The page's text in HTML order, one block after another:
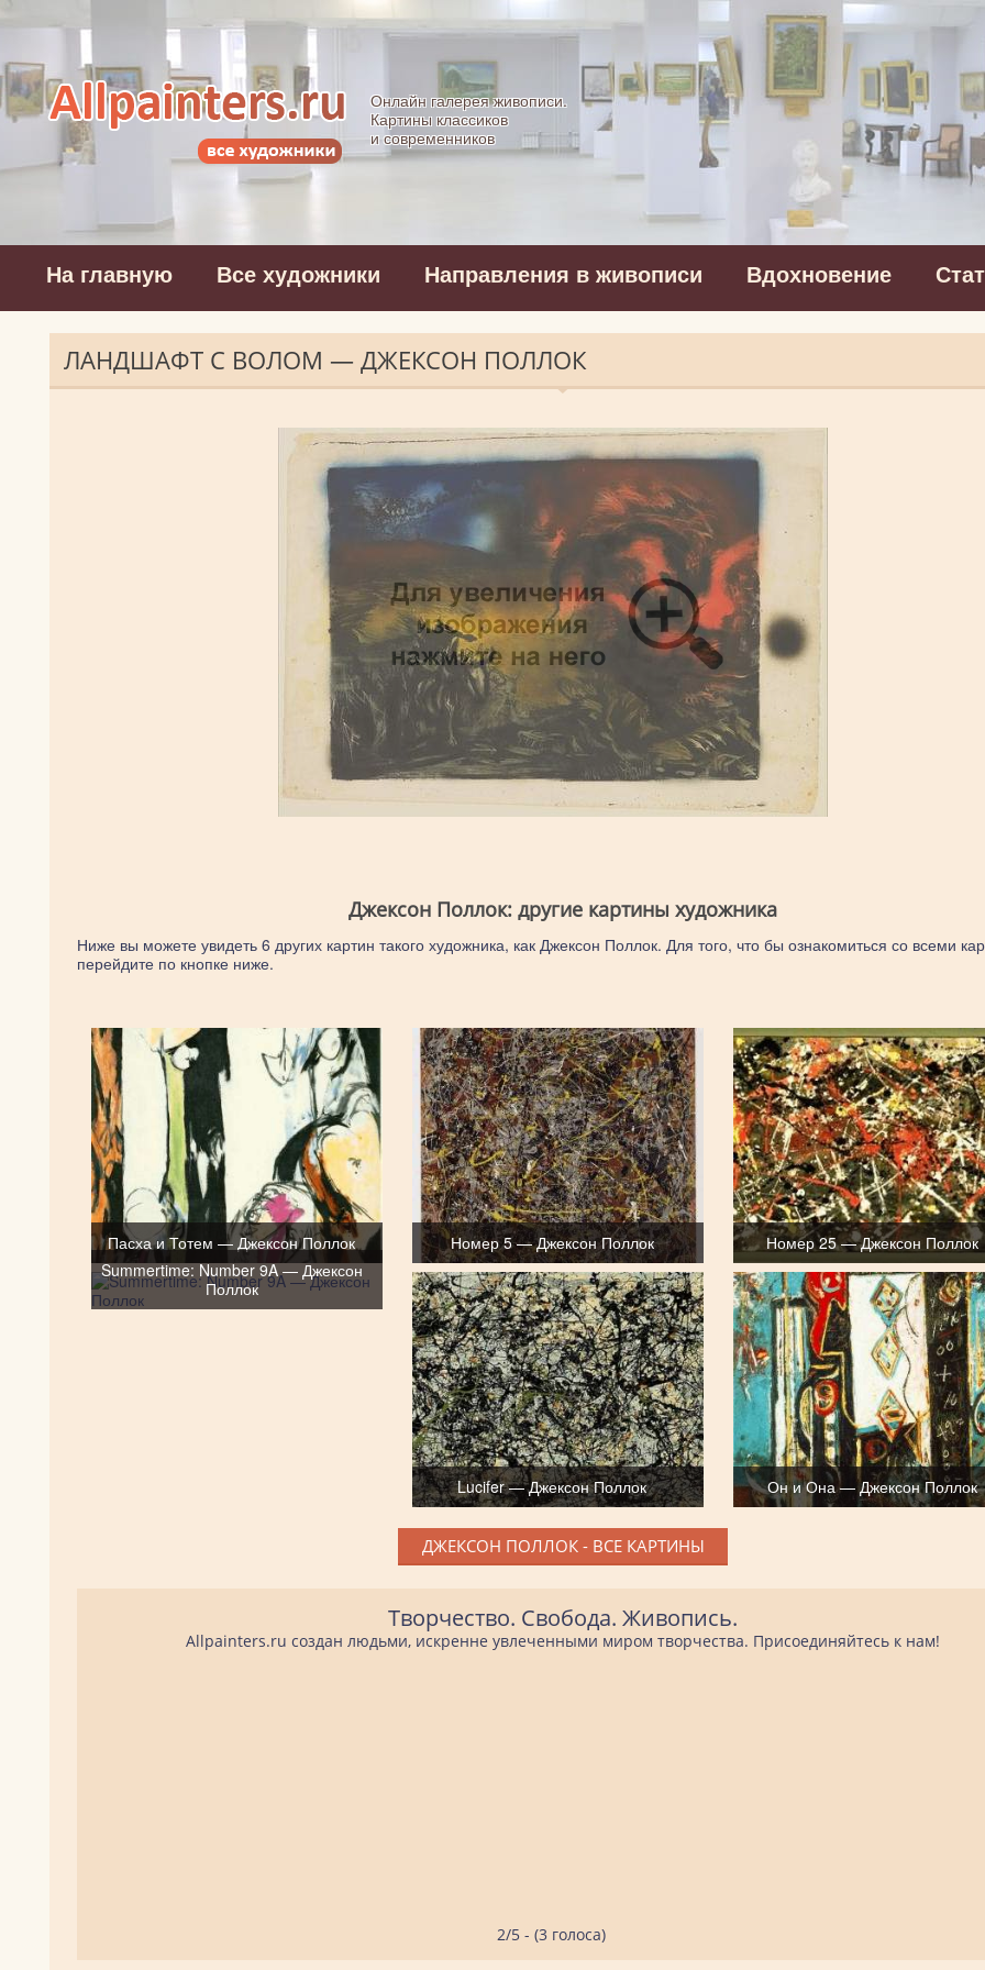
Allpainters.ru - картинная галерея
Онлайн галерея живописи.
Картины классиков
и современников
На главную Все художники Направления в живописи Вдохновение
ЛАНДШАФТ С ВОЛОМ — ДЖЕКСОН ПОЛЛОК
Джексон Поллок: другие картины художника
Ниже вы можете увидеть 6 других картин такого художника, как Джексон Поллок. Для того, что бы ознакомиться со всеми
перейдите по кнопке ниже.
Пасха и Тотем — Джексон Поллок Номер 5 — Джексон Поллок
Номер 25 — Джексон Поллок
Summertime: Number 9A — Джексон
Поллок
Lucifer — Джексон Поллок Он и Она — Джексон Поллок
ДЖЕКСОН ПОЛЛОК - ВСЕ КАРТИНЫ
Творчество. Свобода. Живопись.
Allpainters.ru создан людьми, искренне увлеченными миром творчества. Присоединяйтесь к нам!
2/5 - (3 голоса)